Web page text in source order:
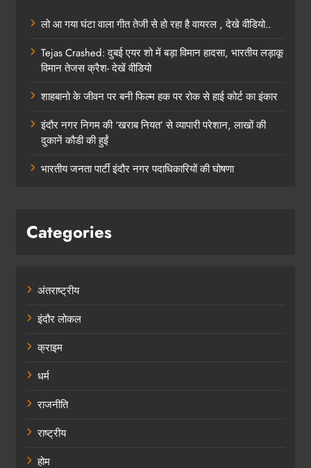
लो आ गया घंटा वाला गीत तेजी से हो रहा है वायरल , देखे वीडियो..
Tejas Crashed: दुबई एयर शो में बड़ा विमान हादसा, भारतीय लड़ाकू
विमान तेजस क्रैश- देखें वीडियो
शाहबानो के जीवन पर बनी फिल्म हक पर रोक से हाई कोर्ट का इंकार
इंदौर नगर निगम की ‘खराब नियत’ से व्यापारी परेशान, लाखों की
दुकानें कौडी की हुईं
भारतीय जनता पार्टी इंदौर नगर पदाधिकारियों की घोषणा
Categories
अंतराष्ट्रीय
इंदौर लोकल
क्राइम
धर्म
राजनीति
राष्ट्रीय
होम